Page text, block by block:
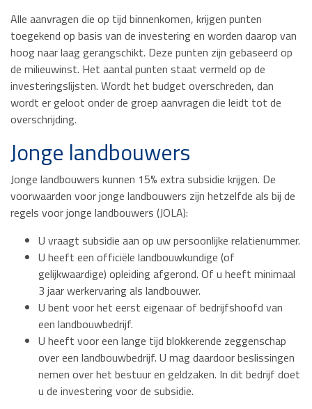
Alle aanvragen die op tijd binnenkomen, krijgen punten
toegekend op basis van de investering en worden daarop van
hoog naar laag gerangschikt. Deze punten zijn gebaseerd op
de milieuwinst. Het aantal punten staat vermeld op de
investeringslijsten. Wordt het budget overschreden, dan
wordt er geloot onder de groep aanvragen die leidt tot de
overschrijding.
Jonge landbouwers
Jonge landbouwers kunnen 15% extra subsidie krijgen. De
voorwaarden voor jonge landbouwers zijn hetzelfde als bij de
regels voor jonge landbouwers (JOLA):
U vraagt subsidie aan op uw persoonlijke relatienummer.
U heeft een officiële landbouwkundige (of
gelijkwaardige) opleiding afgerond. Of u heeft minimaal
3 jaar werkervaring als landbouwer.
U bent voor het eerst eigenaar of bedrijfshoofd van
een landbouwbedrijf.
U heeft voor een lange tijd blokkerende zeggenschap
over een landbouwbedrijf. U mag daardoor beslissingen
nemen over het bestuur en geldzaken. In dit bedrijf doet
u de investering voor de subsidie.